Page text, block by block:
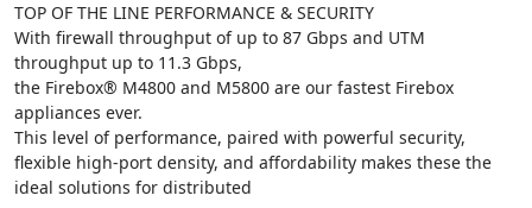
TOP OF THE LINE PERFORMANCE & SECURITY
With firewall throughput of up to 87 Gbps and UTM
throughput up to 11.3 Gbps,
the Firebox® M4800 and M5800 are our fastest Firebox
appliances ever.
This level of performance, paired with powerful security,
flexible high-port density, and affordability makes these the
ideal solutions for distributed